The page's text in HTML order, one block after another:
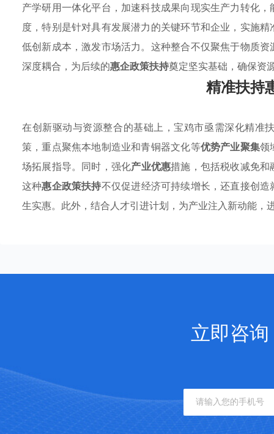
产学研用一体化平台，加速科技成果向现实生产力转化
度，特别是针对具有发展潜力的关键环节和企业，实施精
低创新成本，激发市场活力。这种整合不仅聚焦于物质
深度耦合，为后续的惠企政策扶持奠定坚实基础，确保资
精准扶持
在创新驱动与资源整合的基础上，宝鸡市亟需深化精准
策，重点聚焦本地制造业和青铜器文化等优势产业聚集领
场拓展指导。同时，强化产业优惠措施，包括税收减免
这种惠企政策扶持不仅促进经济可持续增长，还直接创
生实惠。此外，结合人才引进计划，为产业注入新动能，
立即咨